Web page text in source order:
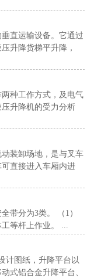
直运输设备。它通过
升降货梯平升降，
种工作方式，及电气
升降机的受力分析
装卸场地，是与叉车
直接进入车厢内进
带分为3类。 （1）
等杆上作业。 ...
计图纸，升降平台以
式铝合金升降平台、